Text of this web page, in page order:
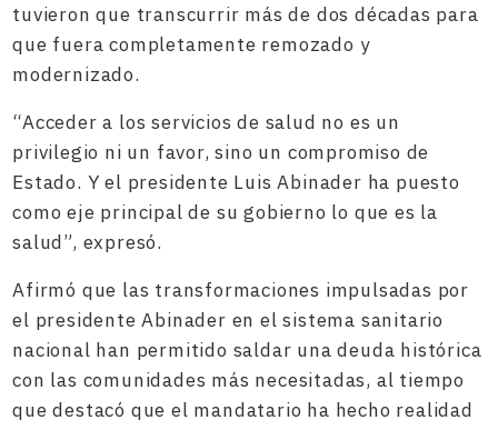
tuvieron que transcurrir más de dos décadas para
que fuera completamente remozado y
modernizado.
“Acceder a los servicios de salud no es un
privilegio ni un favor, sino un compromiso de
Estado. Y el presidente Luis Abinader ha puesto
como eje principal de su gobierno lo que es la
salud”, expresó.
Afirmó que las transformaciones impulsadas por
el presidente Abinader en el sistema sanitario
nacional han permitido saldar una deuda histórica
con las comunidades más necesitadas, al tiempo
que destacó que el mandatario ha hecho realidad